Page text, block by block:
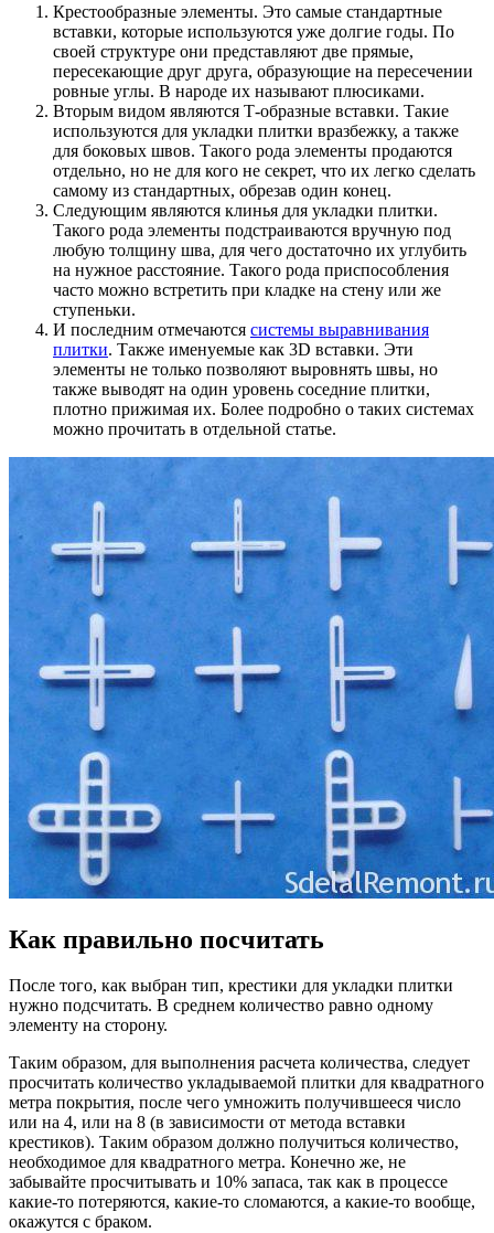
Крестообразные элементы. Это самые стандартные
вставки, которые используются уже долгие годы. По
своей структуре они представляют две прямые,
пересекающие друг друга, образующие на пересечении
ровные углы. В народе их называют плюсиками.
Вторым видом являются Т-образные вставки. Такие
используются для укладки плитки вразбежку, а также
для боковых швов. Такого рода элементы продаются
отдельно, но не для кого не секрет, что их легко сделать
самому из стандартных, обрезав один конец.
Следующим являются клинья для укладки плитки.
Такого рода элементы подстраиваются вручную под
любую толщину шва, для чего достаточно их углубить
на нужное расстояние. Такого рода приспособления
часто можно встретить при кладке на стену или же
ступеньки.
И последним отмечаются системы выравнивания
плитки. Также именуемые как 3D вставки. Эти
элементы не только позволяют выровнять швы, но
также выводят на один уровень соседние плитки,
плотно прижимая их. Более подробно о таких системах
можно прочитать в отдельной статье.
Как правильно посчитать
После того, как выбран тип, крестики для укладки плитки
нужно подсчитать. В среднем количество равно одному
элементу на сторону.
Таким образом, для выполнения расчета количества, следует
просчитать количество укладываемой плитки для квадратного
метра покрытия, после чего умножить получившееся число
или на 4, или на 8 (в зависимости от метода вставки
крестиков). Таким образом должно получиться количество,
необходимое для квадратного метра. Конечно же, не
забывайте просчитывать и 10% запаса, так как в процессе
какие-то потеряются, какие-то сломаются, а какие-то вообще,
окажутся с браком.